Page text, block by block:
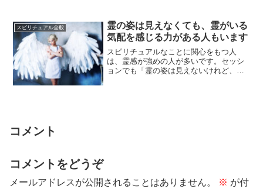
スピリチュアル全般
霊の姿は見えなくても、霊がいる
気配を感じる力がある人もいます
スピリチュアルなことに関心をもつ人
は、霊感が強めの人が多いです。セッシ
ョンでも「霊の姿は見えないけれど、霊
コメント
コメントをどうぞ
メールアドレスが公開されることはありません。 ※ が付